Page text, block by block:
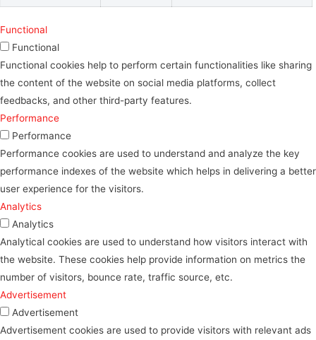
Functional
Functional
Functional cookies help to perform certain functionalities like sharing
the content of the website on social media platforms, collect
feedbacks, and other third-party features.
Performance
Performance
Performance cookies are used to understand and analyze the key
performance indexes of the website which helps in delivering a better
user experience for the visitors.
Analytics
Analytics
Analytical cookies are used to understand how visitors interact with
the website. These cookies help provide information on metrics the
number of visitors, bounce rate, traffic source, etc.
Advertisement
Advertisement
Advertisement cookies are used to provide visitors with relevant ads